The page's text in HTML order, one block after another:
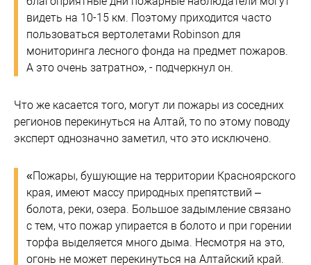
видеть на 10-15 км. Поэтому приходится часто
пользоваться вертолетами Robinson для
мониторинга лесного фонда на предмет пожаров.
А это очень затратно», - подчеркнул он.
Что же касается того, могут ли пожары из соседних
регионов перекинуться на Алтай, то по этому поводу
эксперт однозначно заметил, что это исключено.
«Пожары, бушующие на территории Красноярского
края, имеют массу природных препятствий –
болота, реки, озера. Большое задымление связано
с тем, что пожар упирается в болото и при горении
торфа выделяется много дыма. Несмотря на это,
огонь не может перекинуться на Алтайский край.